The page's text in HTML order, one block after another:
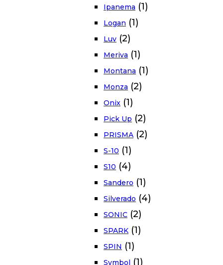
Ipanema (1)
Logan (1)
Luv (2)
Meriva (1)
Montana (1)
Monza (2)
Onix (1)
Pick Up (2)
PRISMA (2)
S-10 (1)
S10 (4)
Sandero (1)
Silverado (4)
SONIC (2)
SPARK (1)
SPIN (1)
Symbol (1)